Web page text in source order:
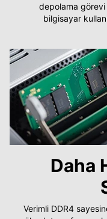
depolama
bilgisayar
Daha
Verimli DDR4